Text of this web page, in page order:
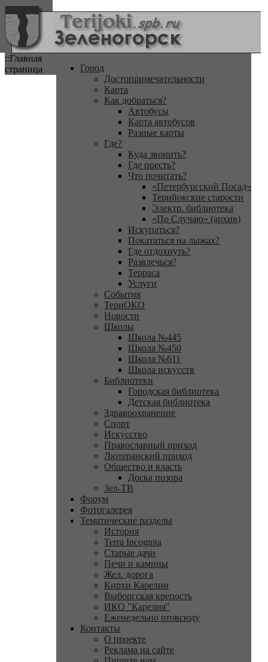
::Главная
страница
Город
Достопримечательности
Карта
Как добраться?
Автобусы
Карта автобусов
Разные карты
Где?
Куда звонить?
Где поесть?
Что почитать?
«Петербургский Посад»
Терийокские старости
Электр. библиотека
«По Случаю» (архив)
Искупаться?
Покататься на лыжах?
Где отдохнуть?
Развлечься?
Терраса
Услуги
События
ТериОКО
Новости
Школы
Школа №445
Школа №450
Школа №611
Школа искусств
Библиотеки
Городская библиотека
Детская библиотека
Здравоохранение
Спорт
Искусство
Православный приход
Лютеранский приход
Общество и власть
Доска позора
Зел-ТВ
Форум
Фотогалерея
Тематические разделы
История
Terra Incognita
Старые дачи
Печи и камины
Жел. дорога
Кирхи Карелии
Выборгская крепость
ИКО "Карелия"
Еженедельно отовсюду
Контакты
О проекте
Реклама на сайте